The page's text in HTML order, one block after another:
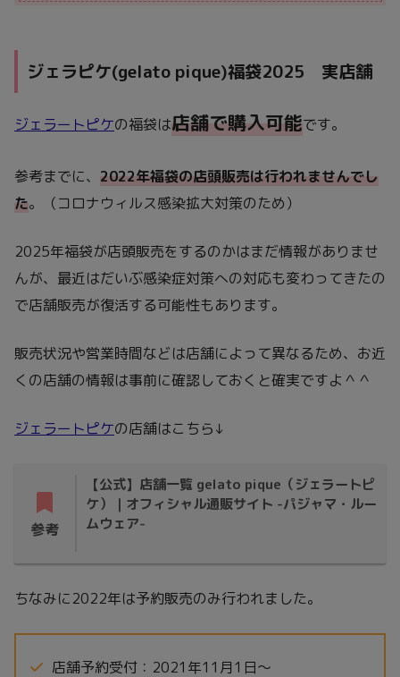
ジェラピケ(gelato pique)福袋2025 実店舗
ジェラートピケの福袋は店舗で購入可能です。
参考までに、 2022年福袋の店頭販売は行われませんでし
た。（コロナウィルス感染拡大対策のため）
2025年福袋が店頭販売をするのかはまだ情報がありませ
んが、最近はだいぶ感染症対策への対応も変わってきたの
で店舗販売が復活する可能性もあります。
販売状況や営業時間などは店舗によって異なるため、お近
くの店舗の情報は事前に確認しておくと確実ですよ＾＾
ジェラートピケの店舗はこちら↓
参考
【公式】店舗一覧 gelato pique（ジェラートピ
ケ）｜オフィシャル通販サイト -パジャマ・ルー
ムウェア-
ちなみに2022年は予約販売のみ行われました。
店舗予約受付：2021年11月1日～